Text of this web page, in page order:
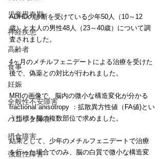
児童思春期
神経疾患
高齢者
食事
妊娠
全般性不安障害
パニック障害
摂食障害
強迫性障害
ADHDの診断を受けている少年50人（10～12
歳）と大人の男性48人（23～40歳）について調
査されました。
4ヶ月のメチルフェニデートによる治療を受けた
後で、偽薬との対比が行われました。
MRIの画像で、脳内の微小な構造変化が分かる
fractional anisotropy ：拡散異方性値（FA値)とい
う指標を脳の複数部位で求めました。
結果として、少年のメチルフェニデートで治療
を行った場合でのみ、脳の白質で微小な構造変